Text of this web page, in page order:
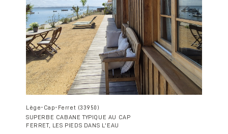
Lège-Cap-Ferret (33950)
SUPERBE CABANE TYPIQUE AU CAP
FERRET, LES PIEDS DANS L'EAU